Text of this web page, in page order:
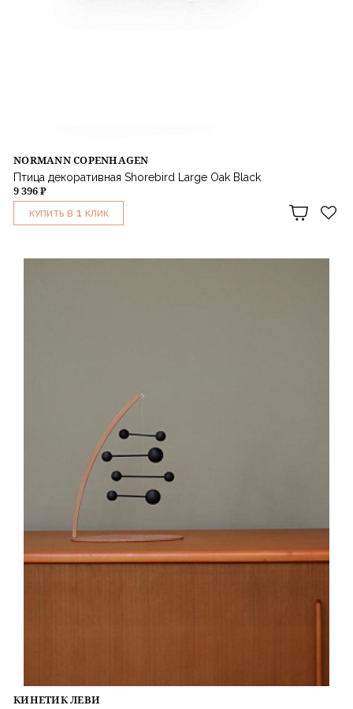
NORMANN COPENHAGEN
Птица декоративная Shorebird Large Oak Black
9 396 ₽
КУПИТЬ В 1 КЛИК
КИНЕТИК ЛЕВИ